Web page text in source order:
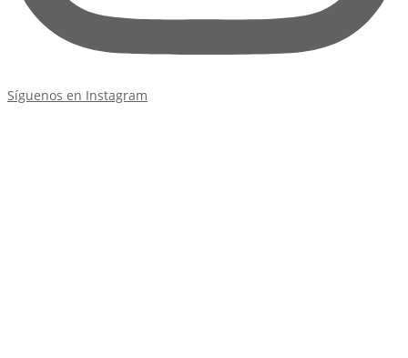
Síguenos en Instagram